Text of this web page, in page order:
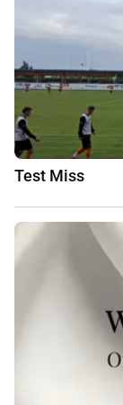
Test Miss